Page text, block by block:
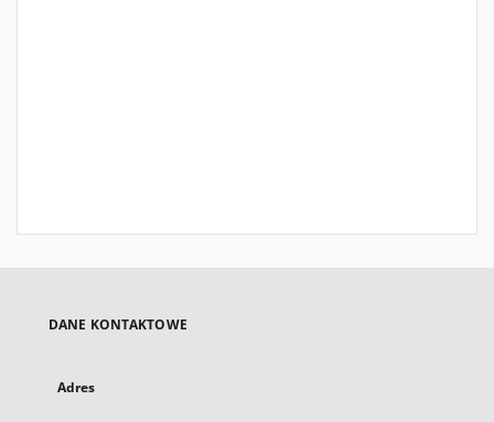
DANE KONTAKTOWE
Adres